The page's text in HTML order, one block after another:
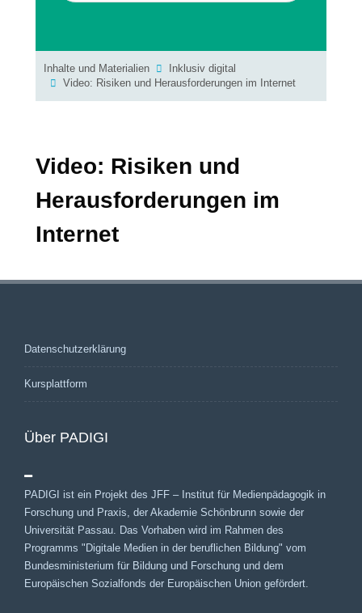
Inhalte und Materialien
Inklusiv digital
Video: Risiken und Herausforderungen im Internet
Video: Risiken und
Herausforderungen im
Internet
Datenschutzerklärung
Kursplattform
Über PADIGI
PADIGI ist ein Projekt des JFF – Institut für Medienpädagogik in
Forschung und Praxis, der Akademie Schönbrunn sowie der
Universität Passau. Das Vorhaben wird im Rahmen des
Programms "Digitale Medien in der beruflichen Bildung" vom
Bundesministerium für Bildung und Forschung und dem
Europäischen Sozialfonds der Europäischen Union gefördert.